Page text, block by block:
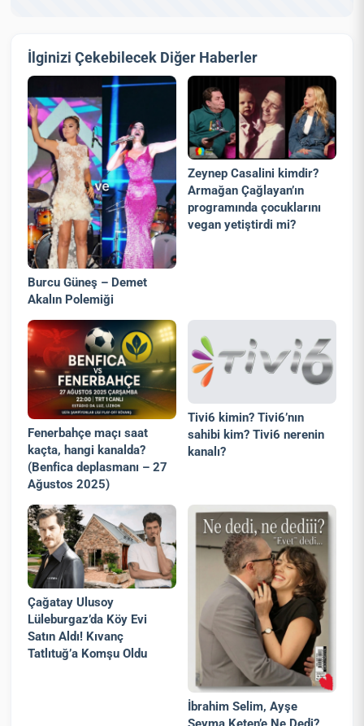
İlginizi Çekebilecek Diğer Haberler
Burcu Güneş – Demet
Akalın Polemiği
Zeynep Casalini kimdir?
Armağan Çağlayan’ın
programında çocuklarını
vegan yetiştirdi mi?
Fenerbahçe maçı saat
kaçta, hangi kanalda?
(Benfica deplasmanı – 27
Ağustos 2025)
Tivi6 kimin? Tivi6’nın
sahibi kim? Tivi6 nerenin
kanalı?
Çağatay Ulusoy
Lüleburgaz’da Köy Evi
Satın Aldı! Kıvanç
Tatlıtuğ’a Komşu Oldu
İbrahim Selim, Ayşe